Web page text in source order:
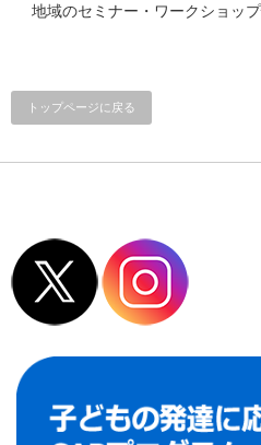
地域のセミナー・ワークショッ
トップページに戻る